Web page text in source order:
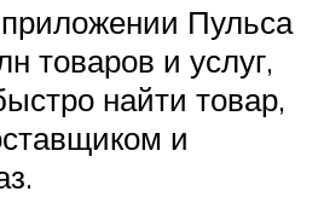
Пульса
товаров и услуг,
найти товар,
и